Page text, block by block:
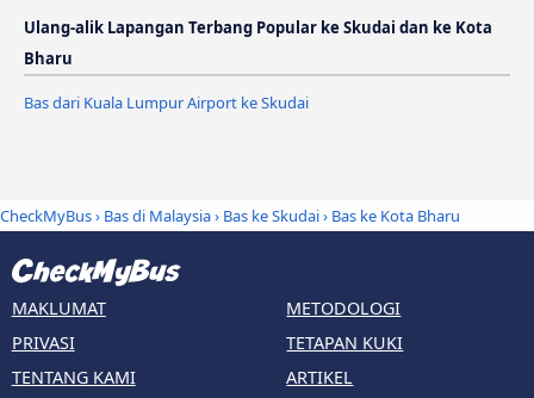
Ulang-alik Lapangan Terbang Popular ke Skudai dan ke Kota
Bharu
Bas dari Kuala Lumpur Airport ke Skudai
CheckMyBus› Bas di Malaysia› Bas ke Skudai› Bas ke Kota Bharu
MAKLUMAT
PRIVASI
TENTANG KAMI
METODOLOGI
TETAPAN KUKI
ARTIKEL